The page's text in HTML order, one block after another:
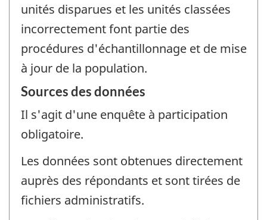
unités disparues et les unités classées
incorrectement font partie des
procédures d'échantillonnage et de mise
à jour de la population.
Sources des données
Il s'agit d'une enquête à participation
obligatoire.
Les données sont obtenues directement
auprès des répondants et sont tirées de
fichiers administratifs.